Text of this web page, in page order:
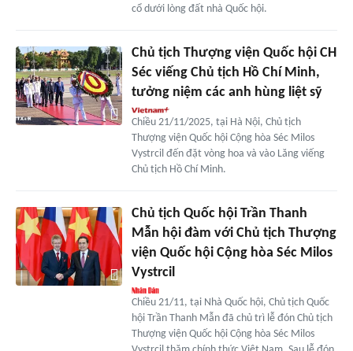
cổ dưới lòng đất nhà Quốc hội.
Chủ tịch Thượng viện Quốc hội CH
Séc viếng Chủ tịch Hồ Chí Minh,
tưởng niệm các anh hùng liệt sỹ
Chiều 21/11/2025, tại Hà Nội, Chủ tịch
Thượng viện Quốc hội Cộng hòa Séc Milos
Vystrcil đến đặt vòng hoa và vào Lăng viếng
Chủ tịch Hồ Chí Minh.
Chủ tịch Quốc hội Trần Thanh
Mẫn hội đàm với Chủ tịch Thượng
viện Quốc hội Cộng hòa Séc Milos
Vystrcil
Chiều 21/11, tại Nhà Quốc hội, Chủ tịch Quốc
hội Trần Thanh Mẫn đã chủ trì lễ đón Chủ tịch
Thượng viện Quốc hội Cộng hòa Séc Milos